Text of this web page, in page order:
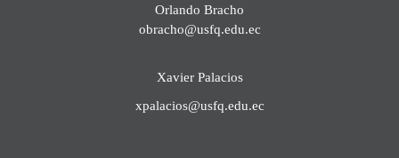
Orlando Bracho
obracho@usfq.edu.ec
Xavier Palacios
xpalacios@usfq.edu.ec